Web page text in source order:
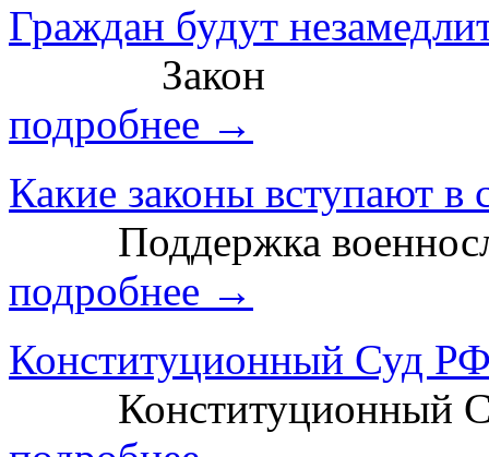
Граждан будут
Закон
подробнее →
Какие законы вступают в
Поддержка
подробнее →
Конституционный Суд РФ
Конституционный